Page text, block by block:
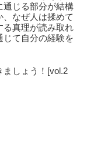
通じる部分が結構
なぜ人は揉めて
真理が読み取れ
じて自分の経験を
ましょう！[vol.2